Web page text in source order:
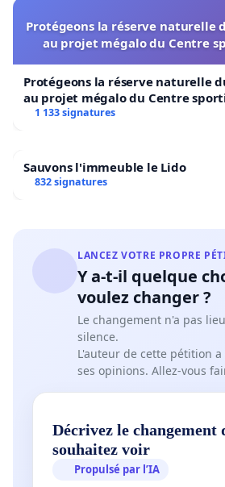
Protégeons la réserve naturelle
au projet mégalo du Centre
Protégeons la réserve naturelle
au projet mégalo du Centre
1 133 signatures
Sauvons l'immeuble le Lido
832 signatures
LANCEZ VOTRE PROPRE
Y a-t-il quelque
voulez changer ?
Le changement n'a pas
silence.
L'auteur de cette pétition
ses opinions. Allez-vous
Décrivez le changement
souhaitez voir
Propulsé par l’IA